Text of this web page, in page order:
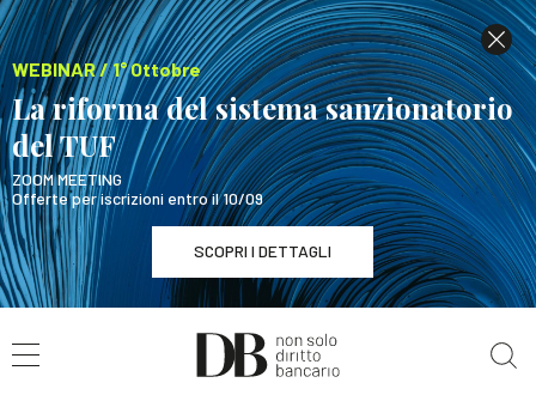
WEBINAR / 1° Ottobre
La riforma del sistema sanzionatorio
del TUF
ZOOM MEETING
Offerte per iscrizioni entro il 10/09
SCOPRI I DETTAGLI
WEBINAR / 1° Ottobre
La riforma del sistema sanzionatorio del TUF